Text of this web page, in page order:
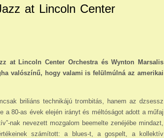
at Lincoln Center
at Lincoln Center Orchestra és Wynton Marsalis
valószínű, hogy valami is felülmúlná az amerikai
briliáns technikájú trombitás, hanem az dzsessz
a 80-as évek elején irányt és méltóságot adott a műfaj
nak nevezett mozgalom beemelte zenéjébe mindazt,
számított: a blues-t, a gospelt, a kollektív